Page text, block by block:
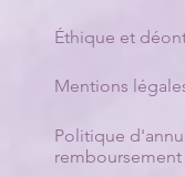
Éthique et
Mentions
Politique
remboursement